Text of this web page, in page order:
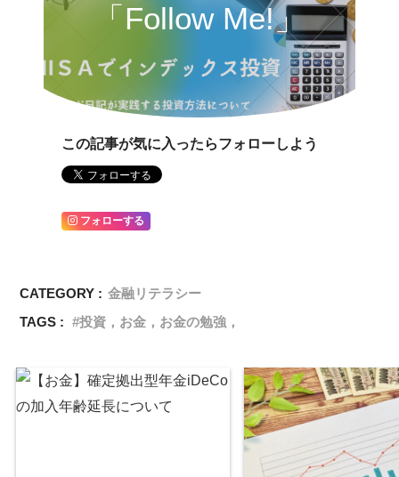
「Follow Me!」
この記事が気に入ったらフォローしよう
フォローする
CATEGORY : 金融リテラシー
TAGS :
投資，お金，お金の勉強，